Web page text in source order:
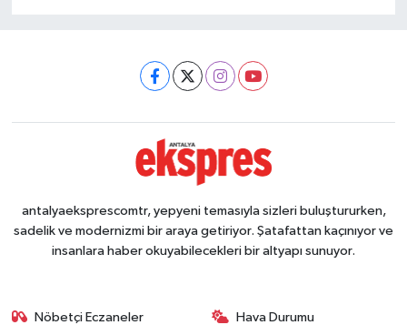
antalyaeksprescomtr, yepyeni temasıyla sizleri buluştururken,
sadelik ve modernizmi bir araya getiriyor. Şatafattan kaçınıyor ve
insanlara haber okuyabilecekleri bir altyapı sunuyor.
Nöbetçi Eczaneler Hava Durumu